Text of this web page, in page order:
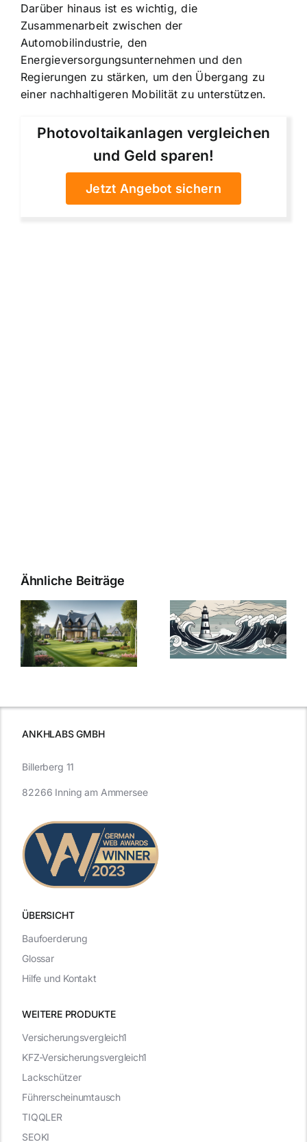
Darüber hinaus ist es wichtig, die
Zusammenarbeit zwischen der
Automobilindustrie, den
Energieversorgungsunternehmen und den
Regierungen zu stärken, um den Übergang zu
einer nachhaltigeren Mobilität zu unterstützen.
Photovoltaikanlagen vergleichen
und Geld sparen!
Jetzt Angebot sichern
Ähnliche Beiträge
Bauzinsen im
Sturm: Die
aktuelle
Entwicklung
Die Evolution
der
Bauzinsen: Ein
Blick in die
ANKHLABS GMBH
ÜBERSICHT
WEITERE PRODUKTE
Versicherungsvergleich1
KFZ-Versicherungsvergleich1
Lackschützer
Führerscheinumtausch
TIQQLER
SEOKI
Billerberg 11
82266 Inning am Ammersee
Baufoerderung
Glossar
Hilfe und Kontakt